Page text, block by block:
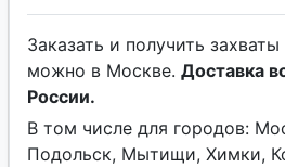
Заказать и получить
можно в Москве. Доставка
России.
В том числе для городов:
Подольск, Мытищи, Химки,